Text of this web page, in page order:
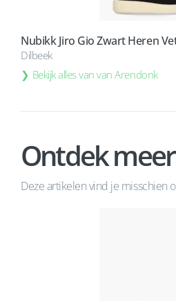
Nubikk Jiro Gio Zwart Heren
Dilbeek
Bekijk alles van van Arendonk
Ontdek meer
Deze artikelen vind je misschien